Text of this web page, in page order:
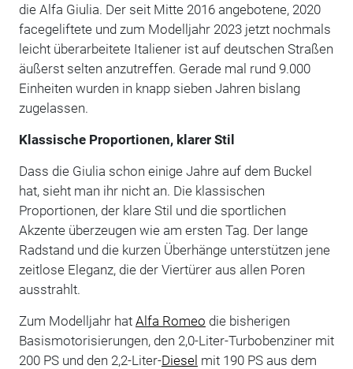
die Alfa Giulia. Der seit Mitte 2016 angebotene, 2020
facegeliftete und zum Modelljahr 2023 jetzt nochmals
leicht überarbeitete Italiener ist auf deutschen Straßen
äußerst selten anzutreffen. Gerade mal rund 9.000
Einheiten wurden in knapp sieben Jahren bislang
zugelassen.
Klassische Proportionen, klarer Stil
Dass die Giulia schon einige Jahre auf dem Buckel
hat, sieht man ihr nicht an. Die klassischen
Proportionen, der klare Stil und die sportlichen
Akzente überzeugen wie am ersten Tag. Der lange
Radstand und die kurzen Überhänge unterstützen jene
zeitlose Eleganz, die der Viertürer aus allen Poren
ausstrahlt.
Zum Modelljahr hat Alfa Romeo die bisherigen
Basismotorisierungen, den 2,0-Liter-Turbobenziner mit
200 PS und den 2,2-Liter-Diesel mit 190 PS aus dem